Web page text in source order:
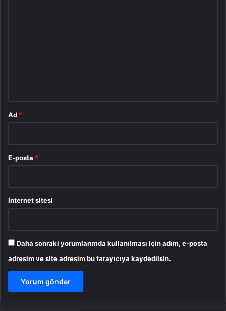
Ad *
E-posta *
İnternet sitesi
Daha sonraki yorumlarımda kullanılması için adım, e-posta
adresim ve site adresim bu tarayıcıya kaydedilsin.